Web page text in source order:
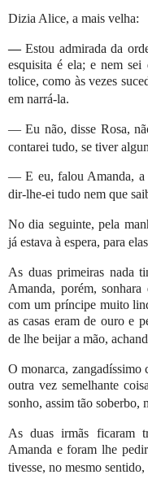
Dizia Alice, a mais velha:
—Estou admirada da
esquisita é ela; e nem sei
tolice, como às vezes
em narrá-la.
— Eu não, disse Rosa,
contarei tudo, se tiver
— E eu, falou Amanda, a
dir-lhe-ei tudo nem que
No dia seguinte, pela
já estava à espera, para
As duas primeiras nada
Amanda, porém,
com um príncipe muito
as casas eram de ouro e
de lhe beijar a mão,
O monarca, zangadíssimo
outra vez semelhante
sonho, assim tão soberbo,
As duas irmãs ficaram
Amanda e foram lhe
tivesse, no mesmo